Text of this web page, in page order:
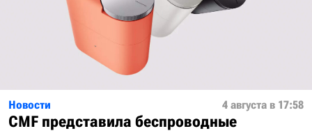
Новости 4 августа в 17:58
CMF представила беспроводные